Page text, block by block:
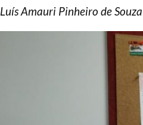
Luís Amauri Pinheiro de Souza